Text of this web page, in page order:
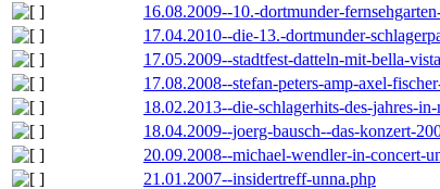
16.08.2009--10.-dortmunder-
17.04.2010--die-13.-dortmunder-
17.05.2009--stadtfest-datteln-mit-bella-
17.08.2008--stefan-peters-amp-axel-
18.02.2013--die-schlagerhits-des-jahres-in-
18.04.2009--joerg-bausch--das-konzert-
20.09.2008--michael-wendler-in-concert-
21.01.2007--insidertreff-unna.php